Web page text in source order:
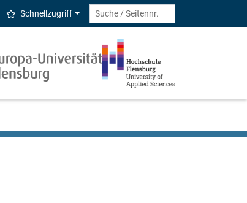
Schnellzugriff